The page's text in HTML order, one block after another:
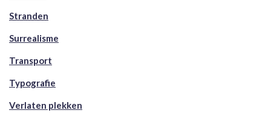
Stranden
Surrealisme
Transport
Typografie
Verlaten plekken